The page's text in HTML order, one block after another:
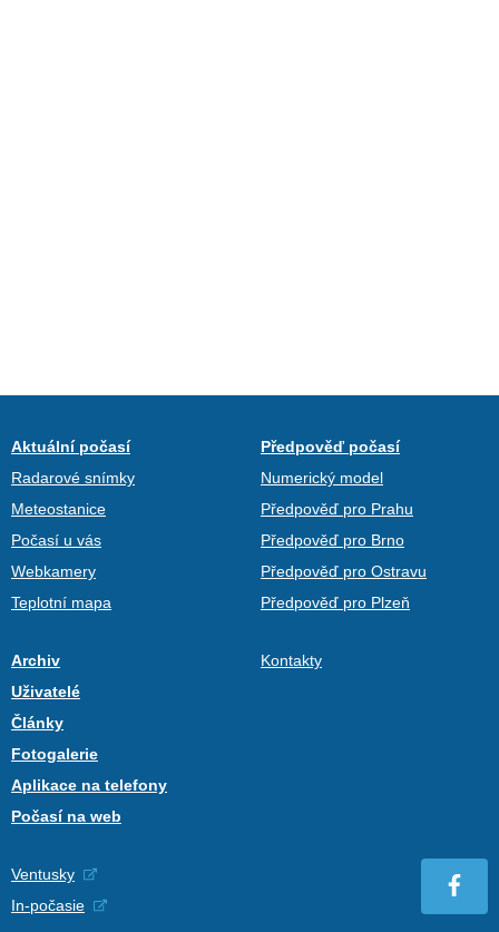
Aktuální počasí
Radarové snímky
Meteostanice
Počasí u vás
Webkamery
Teplotní mapa
Předpověď počasí
Numerický model
Předpověď pro Prahu
Předpověď pro Brno
Předpověď pro Ostravu
Předpověď pro Plzeň
Archiv
Uživatelé
Články
Fotogalerie
Aplikace na telefony
Počasí na web
Kontakty
Ventusky
In-počasie